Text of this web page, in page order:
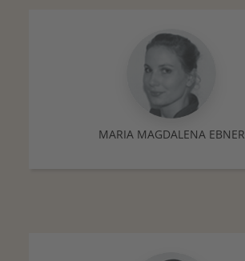
MARIA MAGDALENA EBNER